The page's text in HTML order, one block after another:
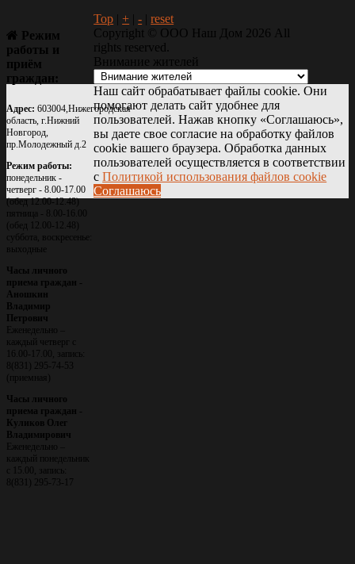
Режим
работы и
приём
граждан:
Адрес: 603004,Нижегородская
область, г.Нижний
Новгород,
пр.Молодежный д.2
Режим работы:
понедельник -
четверг - 8.00-17.00
(обед 12.00-12.48)
пятница - 8.00-16.00
(обед 12.00-12.48)
суббота, воскресенье:
выходные
Часы личного
приема граждан -
Аношкин
Владимир
Петрович
Еженедельно –
каждый четверг с
16.00-17.00, запись:
8(831) 295-74-53
(приемная)
Часы личного
приема граждан -
Куликов Олег
Владимирович
Еженедельно –
каждый понедельник
с 15.00, запись:
8(831) 295-73-17
Top |+ |- |reset
Copyright © ООО Наш Дом 2026 All
rights reserved.
Внимание жителей
Наш сайт обрабатывает файлы cookie. Они
помогают делать сайт удобнее для
пользователей. Нажав кнопку «Соглашаюсь»,
вы даете свое согласие на обработку файлов
cookie вашего браузера. Обработка данных
пользователей осуществляется в соответствии
сПолитикой использования файлов cookie
Соглашаюсь